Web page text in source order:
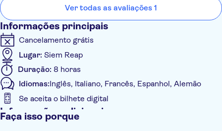
Ver todas as avaliações 1
Informações principais
Cancelamento grátis
Lugar: Siem Reap
Duração: 8 horas
Idiomas:Inglês, Italiano, Francês, Espanhol, Alemão
Se aceita o bilhete digital
Informações adicionais
Faça isso porque